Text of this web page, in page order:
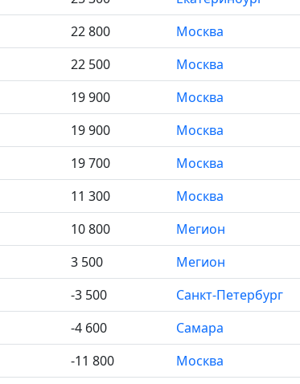
22 800 Москва
22 500 Москва
19 900
Москва
19 900
Москва
19 700 Москва
11 300 Москва
10 800 Мегион
3 500 Мегион
-3 500 Санкт-Петербург
-4 600 Самара
-11 800 Москва